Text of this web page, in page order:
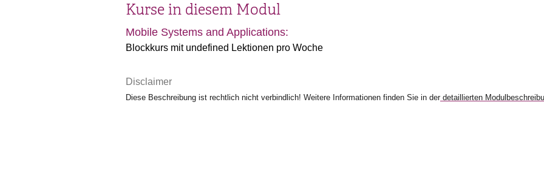
Kurse in diesem Modul
Mobile Systems and Applications:
Blockkurs mit undefined Lektionen pro Woche
Disclaimer
Diese Beschreibung ist rechtlich nicht verbindlich! Weitere Informationen finden Sie in der detaillierten